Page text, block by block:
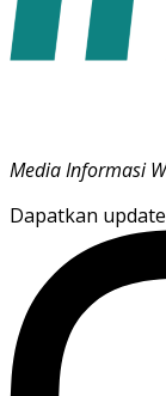
Media Informasi
Dapatkan